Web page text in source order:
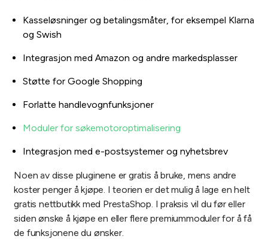
Kasseløsninger og betalingsmåter, for eksempel Klarna
og Swish
Integrasjon med Amazon og andre markedsplasser
Støtte for Google Shopping
Forlatte handlevognfunksjoner
Moduler for søkemotoroptimalisering
Integrasjon med e-postsystemer og nyhetsbrev
Noen av disse pluginene er gratis å bruke, mens andre
koster penger å kjøpe. I teorien er det mulig å lage en helt
gratis nettbutikk med PrestaShop. I praksis vil du før eller
siden ønske å kjøpe en eller flere premiummoduler for å få
de funksjonene du ønsker.